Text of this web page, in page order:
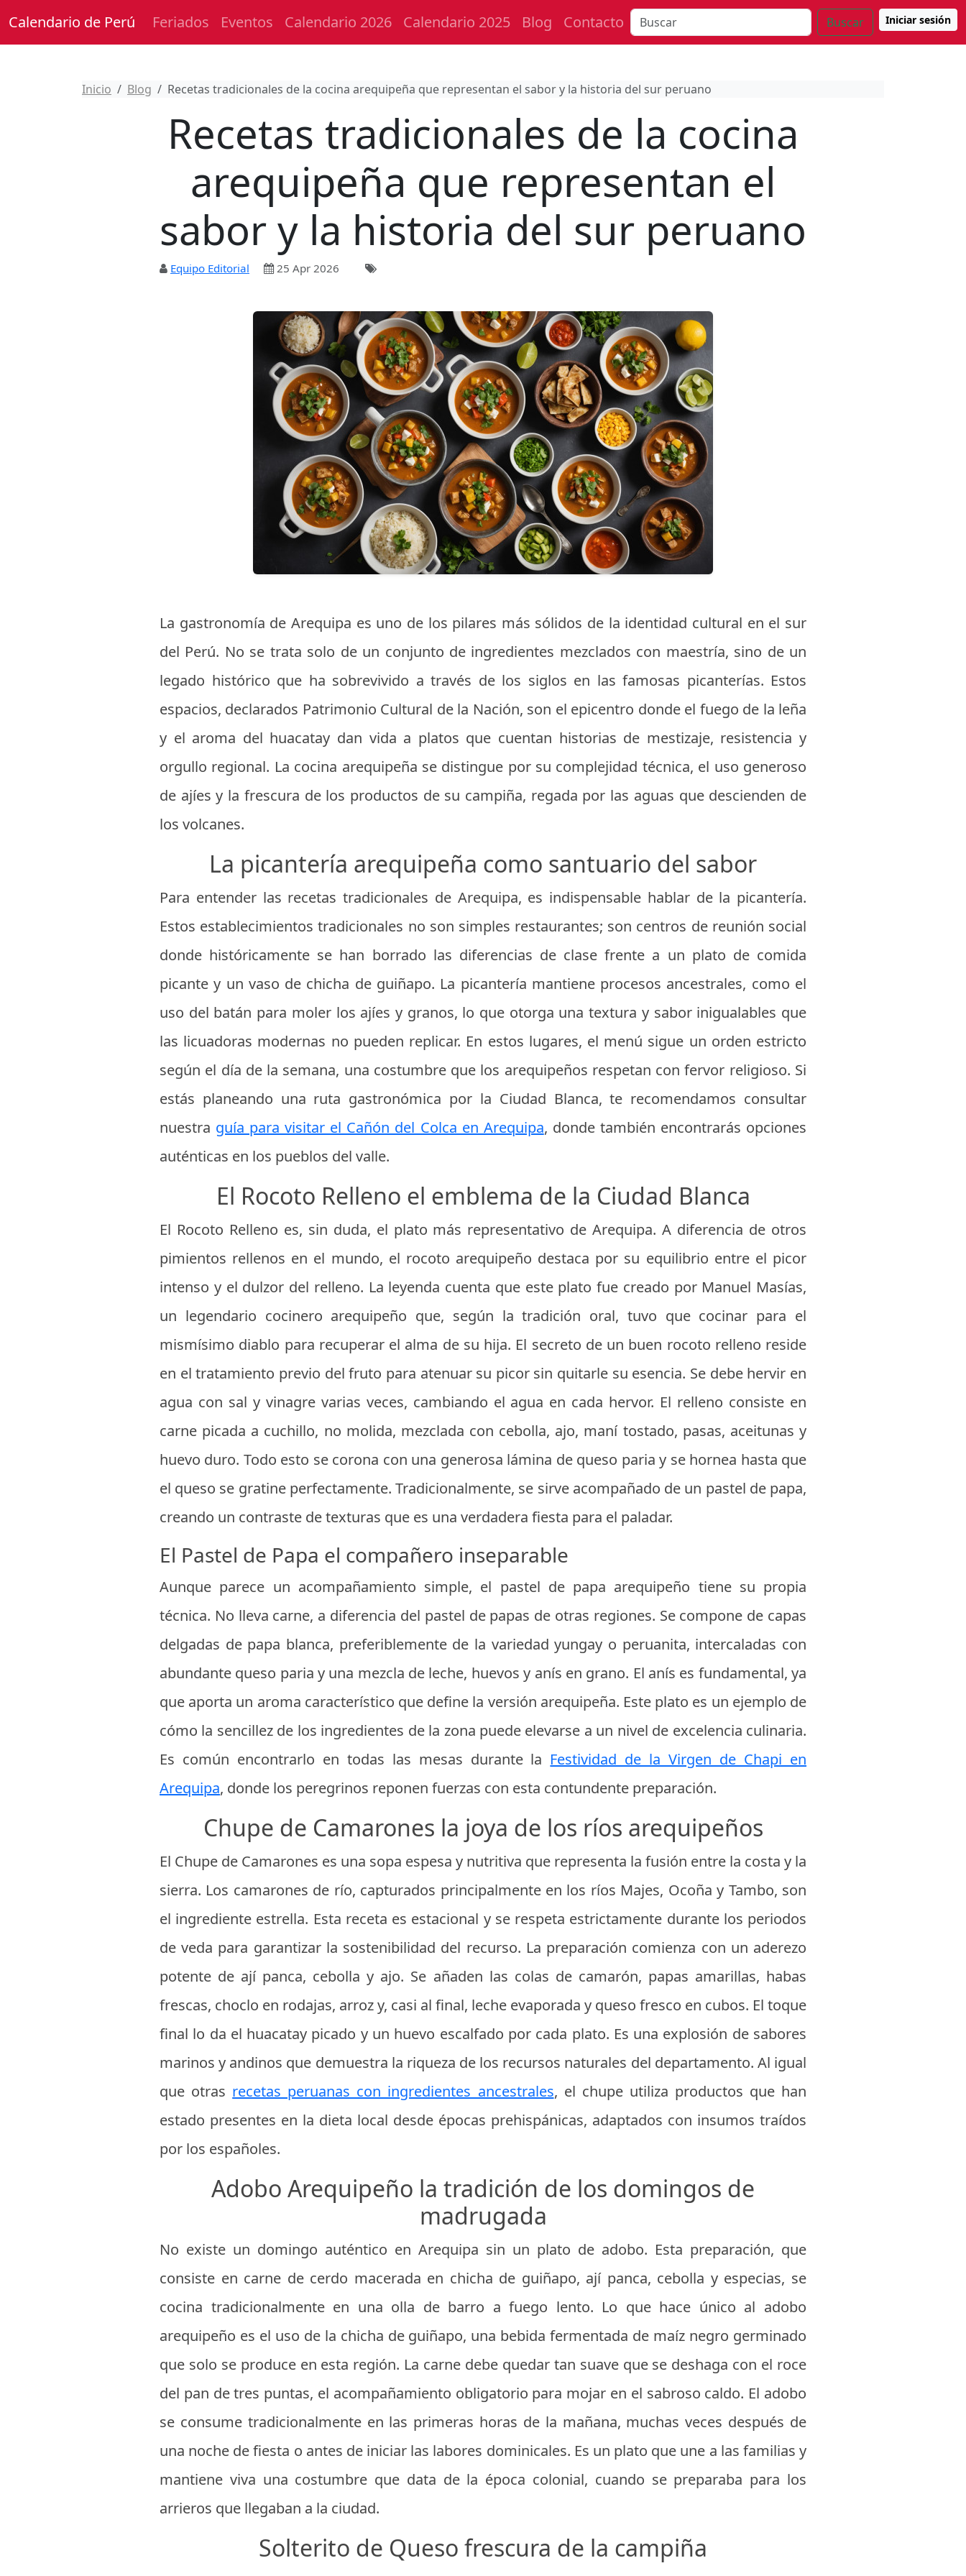
Calendario de Perú Feriados Eventos Calendario 2026 Calendario 2025 Blog Contacto Buscar Iniciar sesión
Inicio Blog Recetas tradicionales de la cocina arequipeña que representan el sabor y la historia del sur peruano
Recetas tradicionales de la cocina
arequipeña que representan el
sabor y la historia del sur peruano
Equipo Editorial 25 Apr 2026
La gastronomía de Arequipa es uno de los pilares más sólidos de la identidad cultural en el sur
del Perú. No se trata solo de un conjunto de ingredientes mezclados con maestría, sino de un
legado histórico que ha sobrevivido a través de los siglos en las famosas picanterías. Estos
espacios, declarados Patrimonio Cultural de la Nación, son el epicentro donde el fuego de la leña
y el aroma del huacatay dan vida a platos que cuentan historias de mestizaje, resistencia y
orgullo regional. La cocina arequipeña se distingue por su complejidad técnica, el uso generoso
de ajíes y la frescura de los productos de su campiña, regada por las aguas que descienden de
los volcanes.
La picantería arequipeña como santuario del sabor
Para entender las recetas tradicionales de Arequipa, es indispensable hablar de la picantería.
Estos establecimientos tradicionales no son simples restaurantes; son centros de reunión social
donde históricamente se han borrado las diferencias de clase frente a un plato de comida
picante y un vaso de chicha de guiñapo. La picantería mantiene procesos ancestrales, como el
uso del batán para moler los ajíes y granos, lo que otorga una textura y sabor inigualables que
las licuadoras modernas no pueden replicar. En estos lugares, el menú sigue un orden estricto
según el día de la semana, una costumbre que los arequipeños respetan con fervor religioso. Si
estás planeando una ruta gastronómica por la Ciudad Blanca, te recomendamos consultar
nuestra guía para visitar el Cañón del Colca en Arequipa, donde también encontrarás opciones
auténticas en los pueblos del valle.
El Rocoto Relleno el emblema de la Ciudad Blanca
El Rocoto Relleno es, sin duda, el plato más representativo de Arequipa. A diferencia de otros
pimientos rellenos en el mundo, el rocoto arequipeño destaca por su equilibrio entre el picor
intenso y el dulzor del relleno. La leyenda cuenta que este plato fue creado por Manuel Masías,
un legendario cocinero arequipeño que, según la tradición oral, tuvo que cocinar para el
mismísimo diablo para recuperar el alma de su hija. El secreto de un buen rocoto relleno reside
en el tratamiento previo del fruto para atenuar su picor sin quitarle su esencia. Se debe hervir en
agua con sal y vinagre varias veces, cambiando el agua en cada hervor. El relleno consiste en
carne picada a cuchillo, no molida, mezclada con cebolla, ajo, maní tostado, pasas, aceitunas y
huevo duro. Todo esto se corona con una generosa lámina de queso paria y se hornea hasta que
el queso se gratine perfectamente. Tradicionalmente, se sirve acompañado de un pastel de papa,
creando un contraste de texturas que es una verdadera fiesta para el paladar.
El Pastel de Papa el compañero inseparable
Aunque parece un acompañamiento simple, el pastel de papa arequipeño tiene su propia
técnica. No lleva carne, a diferencia del pastel de papas de otras regiones. Se compone de capas
delgadas de papa blanca, preferiblemente de la variedad yungay o peruanita, intercaladas con
abundante queso paria y una mezcla de leche, huevos y anís en grano. El anís es fundamental, ya
que aporta un aroma característico que define la versión arequipeña. Este plato es un ejemplo de
cómo la sencillez de los ingredientes de la zona puede elevarse a un nivel de excelencia culinaria.
Es común encontrarlo en todas las mesas durante la Festividad de la Virgen de Chapi en
Arequipa, donde los peregrinos reponen fuerzas con esta contundente preparación.
Chupe de Camarones la joya de los ríos arequipeños
El Chupe de Camarones es una sopa espesa y nutritiva que representa la fusión entre la costa y la
sierra. Los camarones de río, capturados principalmente en los ríos Majes, Ocoña y Tambo, son
el ingrediente estrella. Esta receta es estacional y se respeta estrictamente durante los periodos
de veda para garantizar la sostenibilidad del recurso. La preparación comienza con un aderezo
potente de ají panca, cebolla y ajo. Se añaden las colas de camarón, papas amarillas, habas
frescas, choclo en rodajas, arroz y, casi al final, leche evaporada y queso fresco en cubos. El toque
final lo da el huacatay picado y un huevo escalfado por cada plato. Es una explosión de sabores
marinos y andinos que demuestra la riqueza de los recursos naturales del departamento. Al igual
que otras recetas peruanas con ingredientes ancestrales, el chupe utiliza productos que han
estado presentes en la dieta local desde épocas prehispánicas, adaptados con insumos traídos
por los españoles.
Adobo Arequipeño la tradición de los domingos de
madrugada
No existe un domingo auténtico en Arequipa sin un plato de adobo. Esta preparación, que
consiste en carne de cerdo macerada en chicha de guiñapo, ají panca, cebolla y especias, se
cocina tradicionalmente en una olla de barro a fuego lento. Lo que hace único al adobo
arequipeño es el uso de la chicha de guiñapo, una bebida fermentada de maíz negro germinado
que solo se produce en esta región. La carne debe quedar tan suave que se deshaga con el roce
del pan de tres puntas, el acompañamiento obligatorio para mojar en el sabroso caldo. El adobo
se consume tradicionalmente en las primeras horas de la mañana, muchas veces después de
una noche de fiesta o antes de iniciar las labores dominicales. Es un plato que une a las familias y
mantiene viva una costumbre que data de la época colonial, cuando se preparaba para los
arrieros que llegaban a la ciudad.
Solterito de Queso frescura de la campiña